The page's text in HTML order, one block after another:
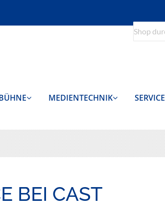
MEDIENTECHNIK SERVICE
Suche
BEI CAST